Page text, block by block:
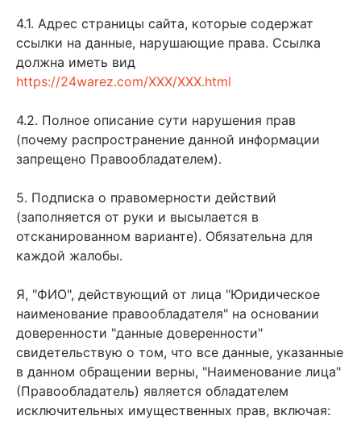
4.1. Адрес страницы сайта, которые содержат
ссылки на данные, нарушающие права. Ссылка
должна иметь вид
https://24warez.com/XXX/XXX.html
4.2. Полное описание сути нарушения прав
(почему распространение данной информации
запрещено Правообладателем).
5. Подписка о правомерности действий
(заполняется от руки и высылается в
отсканированном варианте). Обязательна для
каждой жалобы.
Я, "ФИО", действующий от лица "Юридическое
наименование правообладателя" на основании
доверенности "данные доверенности"
свидетельствую о том, что все данные, указанные
в данном обращении верны, "Наименование лица"
(Правообладатель) является обладателем
исключительных имущественных прав, включая: